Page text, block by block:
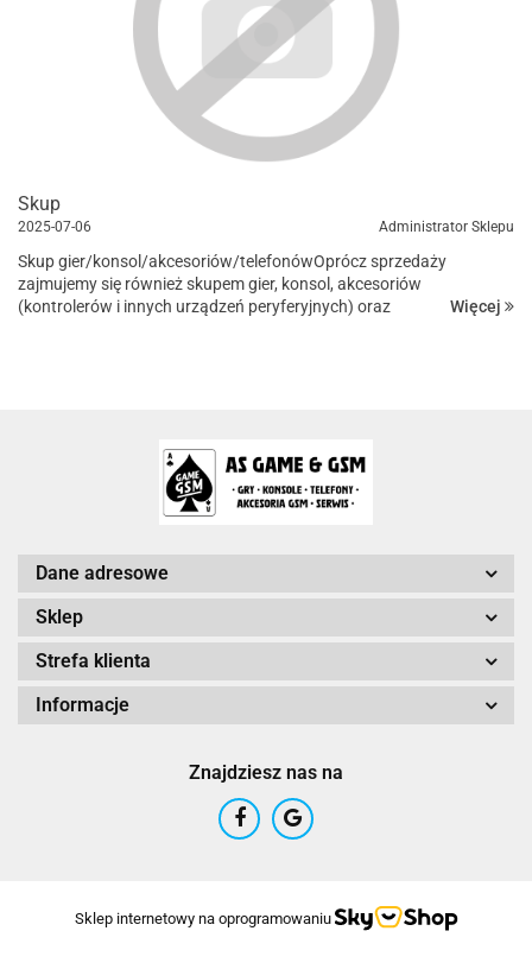
Skup
2025-07-06 Administrator Sklepu
Skup gier/konsol/akcesoriów/telefonówOprócz sprzedaży
zajmujemy się również skupem gier, konsol, akcesoriów
(kontrolerów i innych urządzeń peryferyjnych) oraz
Więcej
Dane adresowe
Sklep
Strefa klienta
Informacje
Znajdziesz nas na
Sklep internetowy na oprogramowaniu